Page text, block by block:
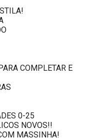
COMPLETAR E
0-25
NOVOS!!
MASSINHA!